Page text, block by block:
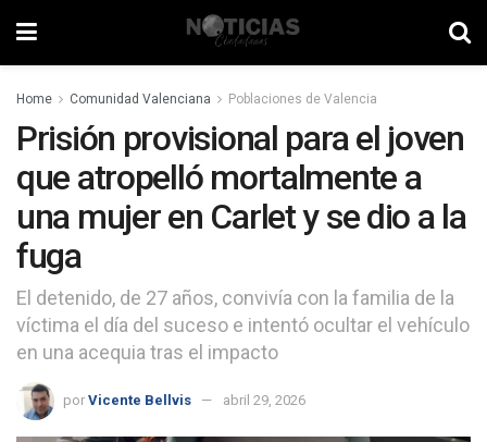
Home Comunidad Valenciana Poblaciones de Valencia
Prisión provisional para el joven
que atropelló mortalmente a
una mujer en Carlet y se dio a la
fuga
El detenido, de 27 años, convivía con la familia de la
víctima el día del suceso e intentó ocultar el vehículo
en una acequia tras el impacto
por Vicente Bellvis abril 29, 2026